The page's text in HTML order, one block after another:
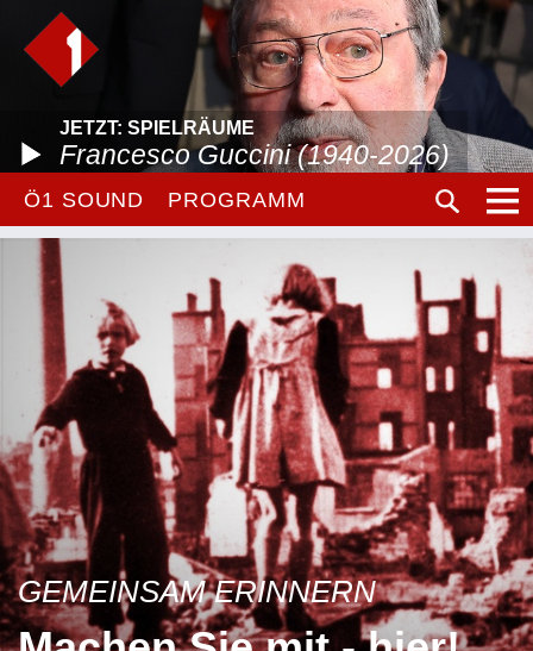
JETZT: SPIELRÄUME
Francesco Guccini (1940-2026)
Ö1 SOUND PROGRAMM
GEMEINSAM ERINNERN